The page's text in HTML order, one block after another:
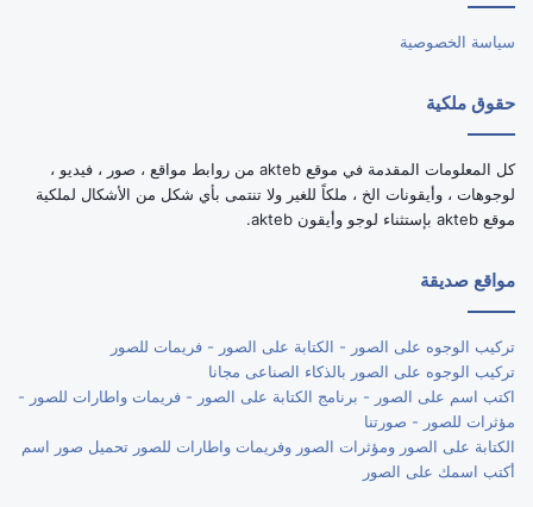
سياسة الخصوصية
حقوق ملكية
كل المعلومات المقدمة في موقع akteb من روابط مواقع ، صور ، فيديو ،
لوجوهات ، وأيقونات الخ ، ملكاً للغير ولا تنتمى بأي شكل من الأشكال لملكية
موقع akteb بإستثناء لوجو وأيقون akteb.
مواقع صديقة
تركيب الوجوه على الصور - الكتابة على الصور - فريمات للصور
تركيب الوجوه على الصور بالذكاء الصناعى مجانا
اكتب اسم على الصور - برنامج الكتابة على الصور - فريمات واطارات للصور -
مؤثرات للصور - صورتنا
الكتابة على الصور ومؤثرات الصور وفريمات واطارات للصور تحميل صور اسم
أكتب اسمك على الصور